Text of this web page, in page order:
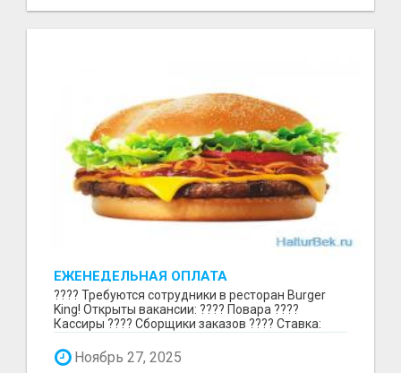
ЕЖЕНЕДЕЛЬНАЯ ОПЛАТА
???? Требуются сотрудники в ресторан Burger
King! Открыты вакансии: ???? Повара ????
Кассиры ???? Сборщики заказов ???? Ставка:
Ноябрь 27, 2025